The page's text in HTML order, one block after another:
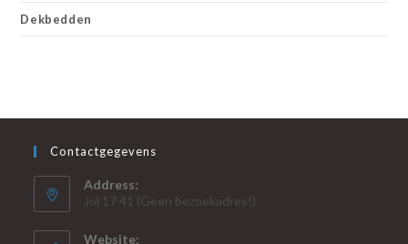
Dekbedden
Contactgegevens
Address:
Jol 17 41 (Geen bezoekadres!)
Website: